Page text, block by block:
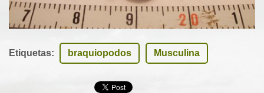
Etiquetas: braquiopodos Musculina